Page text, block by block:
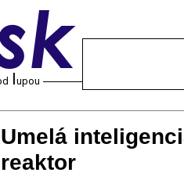
Umelá
reaktor